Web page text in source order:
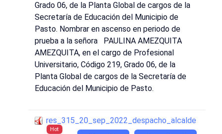
Grado 06, de la Planta Global de cargos de la
Secretaría de Educación del Municipio de
Pasto. Nombrar en ascenso en periodo de
prueba a la señora PAULINA AMEZQUITA
AMEZQUITA, en el cargo de Profesional
Universitario, Código 219, Grado 06, de la
Planta Global de cargos de la Secretaría de
Educación del Municipio de Pasto.
res_315_20_sep_2022_despacho_alcalde
Hot